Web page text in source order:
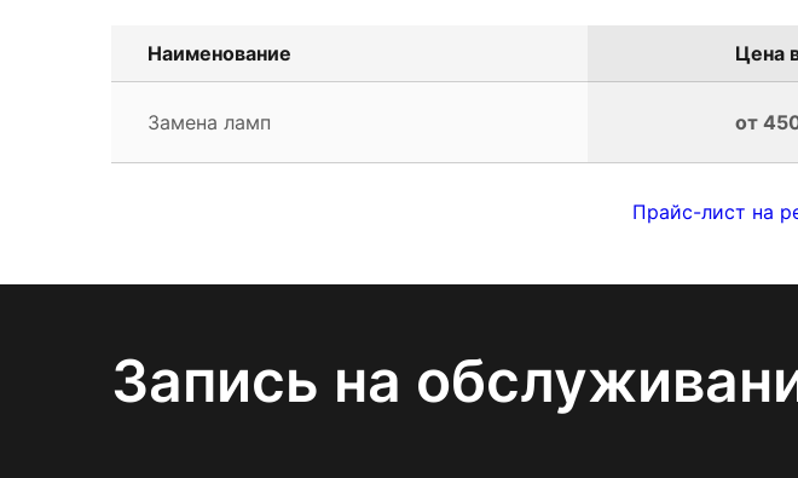
Наименование Цена
Замена ламп от
Прайс-лист на
Запись на